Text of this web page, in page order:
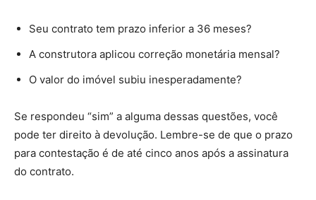
Seu contrato tem prazo inferior a 36 meses?
A construtora aplicou correção monetária mensal?
O valor do imóvel subiu inesperadamente?
Se respondeu “sim” a alguma dessas questões, você
pode ter direito à devolução. Lembre-se de que o prazo
para contestação é de até cinco anos após a assinatura
do contrato.